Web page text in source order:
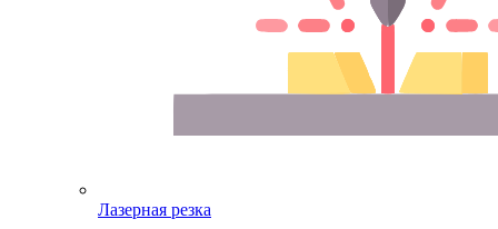
Лазерная резка